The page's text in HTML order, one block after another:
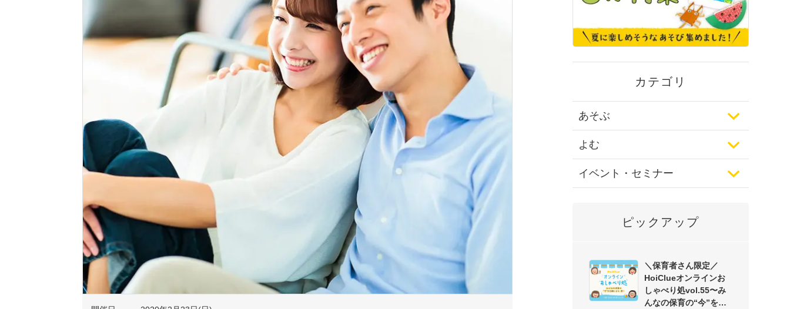
カテゴリ
あそぶ
よむ
イベント・セミナー
ピックアップ
＼保育者さん限定／
HoiClueオンラインお
しゃべり処vol.55〜み
んなの保育の“今”を交